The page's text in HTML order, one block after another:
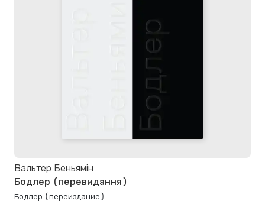
Вальтер Беньямін
Бодлер (перевидання)
Бодлер (переиздание)